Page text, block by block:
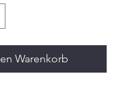
Warenkorb